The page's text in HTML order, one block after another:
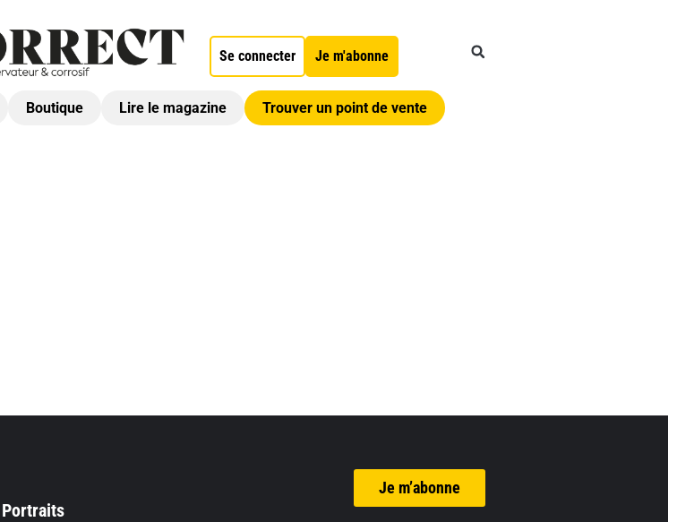
Se connecter Je m'abonne
Boutique Lire le magazine Trouver un point de vente
Portraits
Je m’abonne